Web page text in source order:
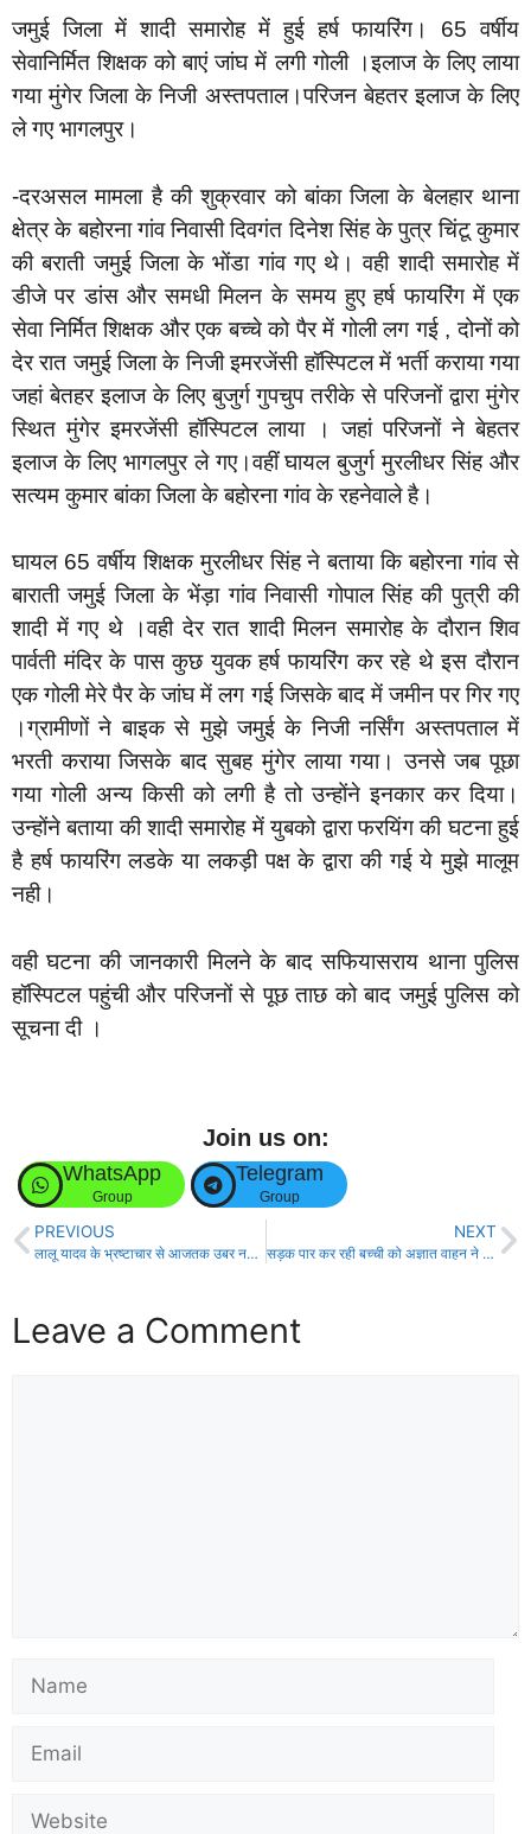
जमुई जिला में शादी समारोह में हुई हर्ष फायरिंग। 65 वर्षीय
सेवानिर्मित शिक्षक को बाएं जांघ में लगी गोली ।इलाज के लिए लाया
गया मुंगेर जिला के निजी अस्तपताल।परिजन बेहतर इलाज के लिए
ले गए भागलपुर।
-दरअसल मामला है की शुक्रवार को बांका जिला के बेलहार थाना
क्षेत्र के बहोरना गांव निवासी दिवगंत दिनेश सिंह के पुत्र चिंटू कुमार
की बराती जमुई जिला के भोंडा गांव गए थे। वही शादी समारोह में
डीजे पर डांस और समधी मिलन के समय हुए हर्ष फायरिंग में एक
सेवा निर्मित शिक्षक और एक बच्चे को पैर में गोली लग गई , दोनों को
देर रात जमुई जिला के निजी इमरजेंसी हॉस्पिटल में भर्ती कराया गया
जहां बेतहर इलाज के लिए बुजुर्ग गुपचुप तरीके से परिजनों द्वारा मुंगेर
स्थित मुंगेर इमरजेंसी हॉस्पिटल लाया । जहां परिजनों ने बेहतर
इलाज के लिए भागलपुर ले गए।वहीं घायल बुजुर्ग मुरलीधर सिंह और
सत्यम कुमार बांका जिला के बहोरना गांव के रहनेवाले है।
घायल 65 वर्षीय शिक्षक मुरलीधर सिंह ने बताया कि बहोरना गांव से
बाराती जमुई जिला के भेंड़ा गांव निवासी गोपाल सिंह की पुत्री की
शादी में गए थे ।वही देर रात शादी मिलन समारोह के दौरान शिव
पार्वती मंदिर के पास कुछ युवक हर्ष फायरिंग कर रहे थे इस दौरान
एक गोली मेरे पैर के जांघ में लग गई जिसके बाद में जमीन पर गिर गए
।ग्रामीणों ने बाइक से मुझे जमुई के निजी नर्सिंग अस्तपताल में
भरती कराया जिसके बाद सुबह मुंगेर लाया गया। उनसे जब पूछा
गया गोली अन्य किसी को लगी है तो उन्होंने इनकार कर दिया।
उन्होंने बताया की शादी समारोह में युबको द्वारा फरयिंग की घटना हुई
है हर्ष फायरिंग लडके या लकड़ी पक्ष के द्वारा की गई ये मुझे मालूम
नही।
वही घटना की जानकारी मिलने के बाद सफियासराय थाना पुलिस
हॉस्पिटल पहुंची और परिजनों से पूछ ताछ को बाद जमुई पुलिस को
सूचना दी ।
Join us on:
WhatsApp
Group
Telegram
Group
PREVIOUS
लालू यादव के भ्रष्टाचार से आजतक उबर नहीं पाया बिहार- दिलीप जायसवाल!
NEXT
सड़क पार कर रही बच्ची को अज्ञात वाहन ने कुचला, मौके पर ही हुई मौत!
Leave a Comment